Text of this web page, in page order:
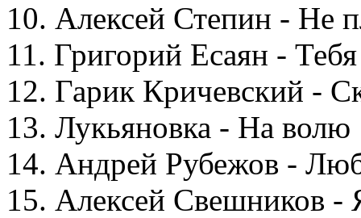
10. Алексей Степин - Не
11. Григорий Есаян -
12. Гарик Кричевский -
13. Лукьяновка - На волю
14. Андрей Рубежов -
15. Алексей Свешников